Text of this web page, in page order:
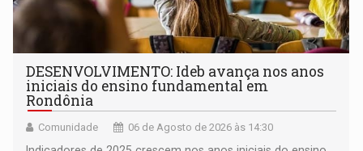
DESENVOLVIMENTO: Ideb avança nos anos
iniciais do ensino fundamental em
Rondônia
Comunidade 06 de Agosto de 2026 às 14:30